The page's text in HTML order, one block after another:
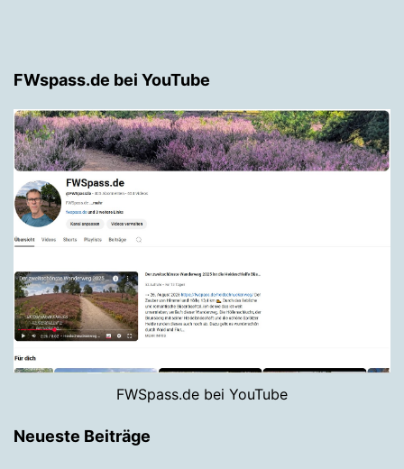
FWspass.de bei YouTube
FWSpass.de bei YouTube
Neueste Beiträge